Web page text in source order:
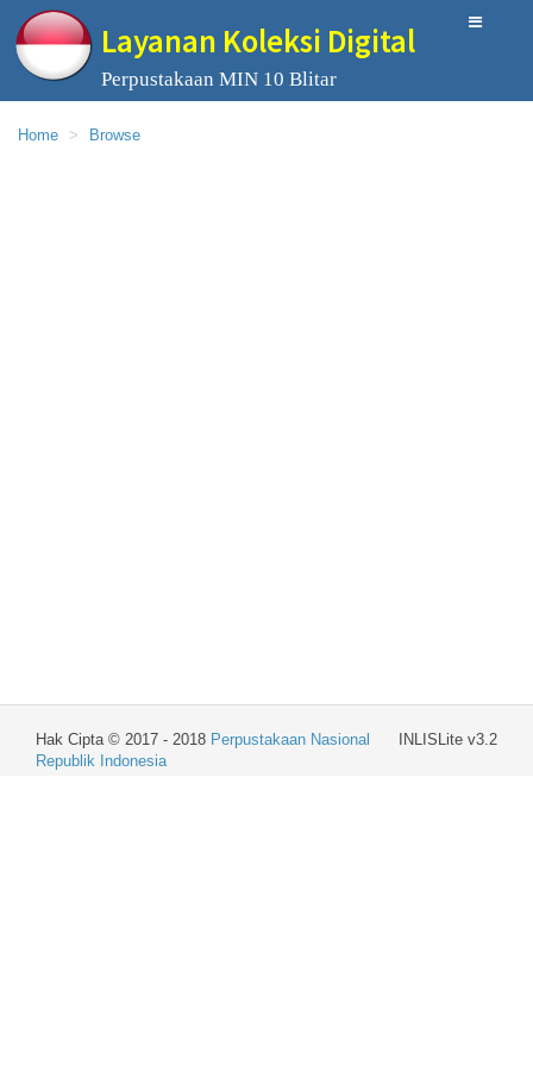
Layanan Koleksi Digital
Perpustakaan MIN 10 Blitar
Home Browse
INLISLite v3.2
Hak Cipta © 2017 - 2018 Perpustakaan Nasional
Republik Indonesia